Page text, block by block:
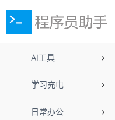
AI工具
学习充电
日常办公